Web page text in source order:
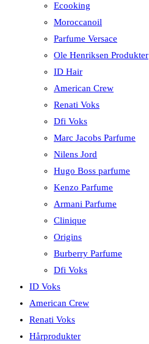
Ecooking
Moroccanoil
Parfume Versace
Ole Henriksen Produkter
ID Hair
American Crew
Renati Voks
Dfi Voks
Marc Jacobs Parfume
Nilens Jord
Hugo Boss parfume
Kenzo Parfume
Armani Parfume
Clinique
Origins
Burberry Parfume
Dfi Voks
ID Voks
American Crew
Renati Voks
Hårprodukter